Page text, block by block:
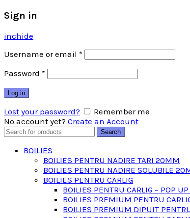
Sign in
inchide
Username or email *
Password *
Log in
Lost your password?
Remember me
No account yet? Create an Account
Search
Search
BOILIES
BOILIES PENTRU NADIRE TARI 20MM
BOILIES PENTRU NADIRE SOLUBILE
BOILIES PENTRU CARLIG
BOILIES PENTRU CARLIG – POP
BOILIES PREMIUM PENTRU
BOILIES PREMIUM DIPUIT